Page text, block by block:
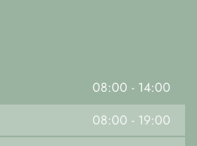
08:00 - 14:00
08:00 - 19:00